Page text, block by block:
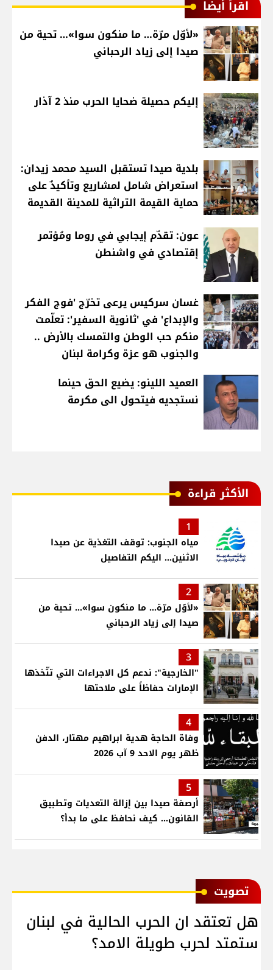
اقرأ أيضا
«لأوّل مرّة… ما منكون سوا»… تحية من
صيدا إلى زياد الرحباني
إليكم حصيلة ضحايا الحرب منذ 2 آذار
بلدية صيدا تستقبل السيد محمد زيدان:
استعراض شامل لمشاريع وتأكيدٌ على
حماية القيمة التراثية للمدينة القديمة
عون: تقدّم إيجابي في روما ومُؤتمر
إقتصادي في واشنطن
غسان سركيس يرعى تخرّج 'فوج الفكر
والإبداع' في 'ثانوية السفير': تعلّمت
منكم حب الوطن والتمسك بالأرض ..
والجنوب هو عزة وكرامة لبنان
العميد اللينو: يضيع الحق حينما
نستجديه فيتحول الى مكرمة
الأكثر قراءة
1
مياه الجنوب: توقف التغذية عن صيدا
الاثنين... اليكم التفاصيل
2
«لأوّل مرّة… ما منكون سوا»… تحية من
صيدا إلى زياد الرحباني
3
"الخارجية": ندعم كل الاجراءات التي تتّخذها
الإمارات حفاظاً على ملاحتها
4
وفاة الحاجة هدية ابراهيم مهتار، الدفن
ظهر يوم الاحد 9 آب 2026
5
أرصفة صيدا بين إزالة التعديات وتطبيق
القانون... كيف نحافظ على ما بدأ؟
ﺗﺼﻮﻳﺖ
هل تعتقد ان الحرب الحالية في لبنان
ستمتد لحرب طويلة الامد؟